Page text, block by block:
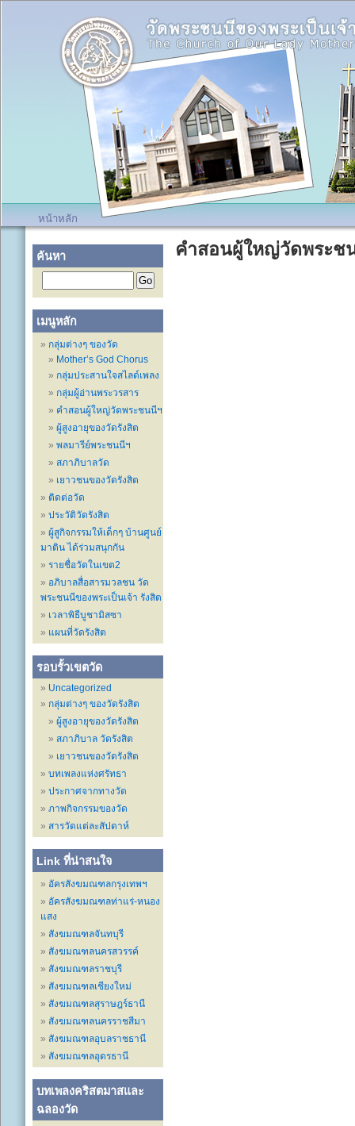
หน้าหลัก
ค้นหา
เมนูหลัก
กลุ่มต่างๆ ของวัด
Mother’s God Chorus
กลุ่มประสานใจสไลด์เพลง
กลุ่มผู้อ่านพระวรสาร
คำสอนผู้ใหญ่วัดพระชนนีฯ
ผู้สูงอายุของวัดรังสิต
พลมารีย์พระชนนีฯ
สภาภิบาลวัด
เยาวชนของวัดรังสิต
ติดต่อวัด
ประวัติวัดรังสิต
ผู้สูกิจกรรมให้เด็กๆ บ้านศูนย์
มาติน ได้ร่วมสนุกกัน
รายชื่อวัดในเขต2
อภิบาลสื่อสารมวลชน วัด
พระชนนีของพระเป็นเจ้า รังสิต
เวลาพิธีบูชามิสซา
แผนที่วัดรังสิต
รอบรั้วเขตวัด
Uncategorized
กลุ่มต่างๆ ของวัดรังสิต
ผู้สูงอายุของวัดรังสิต
สภาภิบาล วัดรังสิต
เยาวชนของวัดรังสิต
บทเพลงแห่งศรัทธา
ประกาศจากทางวัด
ภาพกิจกรรมของวัด
สารวัดแต่ละสัปดาห์
Link ที่น่าสนใจ
อัครสังฆมณฑลกรุงเทพฯ
อัครสังฆมณฑลท่าแร่-หนอง
แสง
สังฆมณฑลจันทบุรี
สังฆมณฑลนครสวรรค์
สังฆมณฑลราชบุรี
สังฆมณฑลเชียงใหม่
สังฆมณฑลสุราษฎร์ธานี
สังฆมณฑลนครราชสีมา
สังฆมณฑลอุบลราชธานี
สังฆมณฑลอุดรธานี
บทเพลงคริสตมาสและ
ฉลองวัด
คำสอนผู้ใหญ่วัดพระช